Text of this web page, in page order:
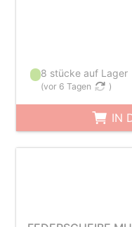
8 stücke auf Lager
(vor 6 Tagen )
IN